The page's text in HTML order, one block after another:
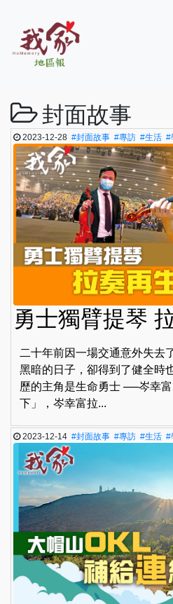
封面故事
2023-12-28#封面故事 #專訪 #生活 #
勇士獨臂提琴
二十年前因一場交通意外失去
黑暗的日子，卻得到了健全時
歷的主角是生命勇士 ──岑幸
下」，岑幸富拉...
2023-12-14#封面故事 #專訪 #生活 #